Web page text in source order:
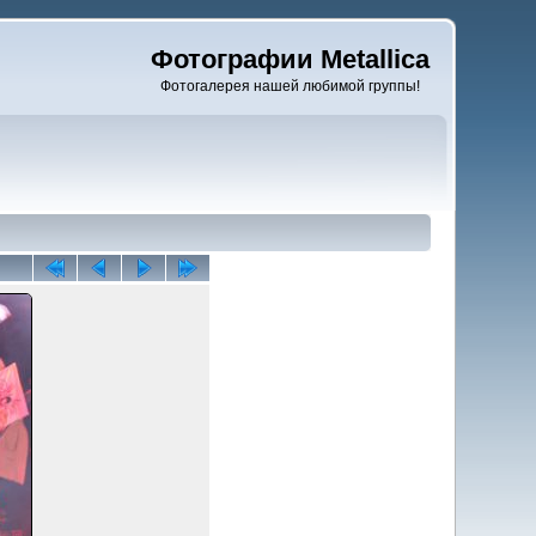
Фотографии Metallica
Фотогалерея нашей любимой группы!